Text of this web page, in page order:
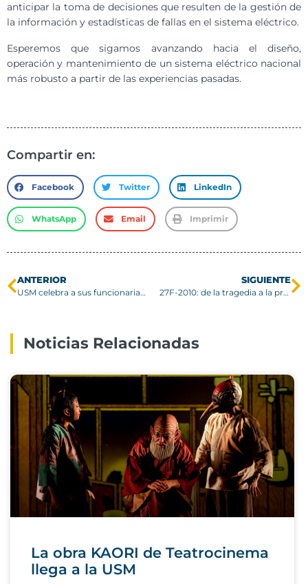
anticipar la toma de decisiones que resulten de la gestión de
la información y estadísticas de fallas en el sistema eléctrico.
Esperemos que sigamos avanzando hacia el diseño,
operación y mantenimiento de un sistema eléctrico nacional
más robusto a partir de las experiencias pasadas.
Compartir en:
Facebook Twitter LinkedIn
WhatsApp Email Imprimir
ANTERIOR
USM celebra a sus funcionarias y funcionarios
SIGUIENTE
27F-2010: de la tragedia a la prevención
Noticias Relacionadas
La obra KAORI de Teatrocinema
llega a la USM